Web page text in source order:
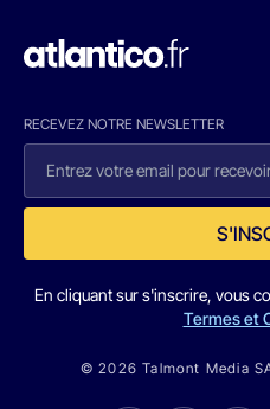
RECEVEZ NOTRE NEWSLETTER
En cliquant sur s'inscrire, vous
Termes et
© 2026 Talmont Media